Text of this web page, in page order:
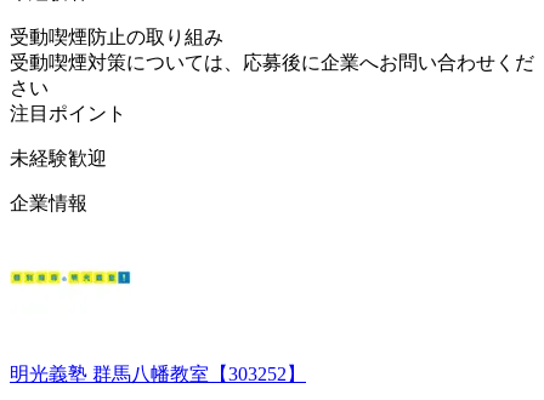
受動喫煙防止の取り組み
受動喫煙対策については、応募後に企業へお問い合わせくだ
さい
注目ポイント
未経験歓迎
企業情報
明光義塾 群馬八幡教室【303252】